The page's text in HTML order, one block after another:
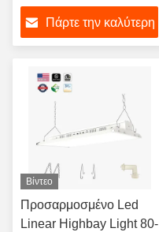
3CCT 3Power
Ρυθμιζόμενο 150LM/W
Πάρτε την καλύτερη
Βίντεο
Προσαρμοσμένο Led
Linear Highbay Light 80-